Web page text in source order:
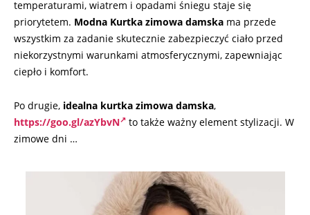
temperaturami, wiatrem i opadami śniegu staje się
priorytetem. Modna Kurtka zimowa damska ma przede
wszystkim za zadanie skutecznie zabezpieczyć ciało przed
niekorzystnymi warunkami atmosferycznymi, zapewniając
ciepło i komfort.
Po drugie, idealna kurtka zimowa damska,
https://goo.gl/azYbvN
to także ważny element stylizacji. W
zimowe dni …